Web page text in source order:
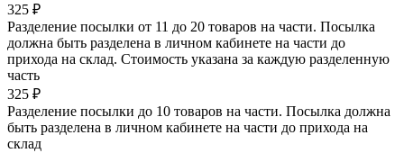
325 ₽
Разделение посылки от 11 до 20 товаров на части. Посылка
должна быть разделена в личном кабинете на части до
прихода на склад. Стоимость указана за каждую разделенную
часть
325 ₽
Разделение посылки до 10 товаров на части. Посылка должна
быть разделена в личном кабинете на части до прихода на
склад